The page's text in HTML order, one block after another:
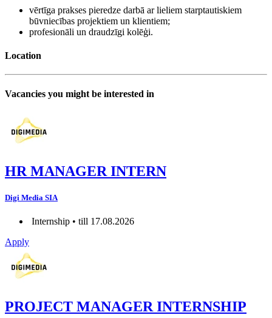
vērtīga prakses pieredze darbā ar lieliem starptautiskiem
būvniecības projektiem un klientiem;
profesionāli un draudzīgi kolēģi.
Location
Vacancies you might be interested in
HR MANAGER INTERN
Digi Media SIA
Internship • till 17.08.2026
Apply
PROJECT MANAGER INTERNSHIP